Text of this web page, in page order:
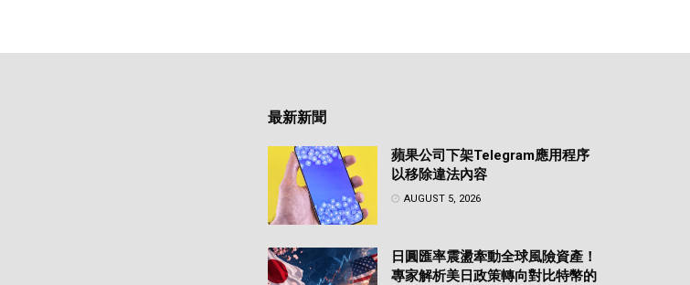
最新新聞
蘋果公司下架Telegram應用程序
以移除違法內容
AUGUST 5, 2026
日圓匯率震盪牽動全球風險資產！
專家解析美日政策轉向對比特幣的